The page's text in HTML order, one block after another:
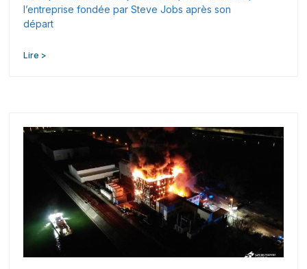
l’entreprise fondée par Steve Jobs après son
départ
Lire >